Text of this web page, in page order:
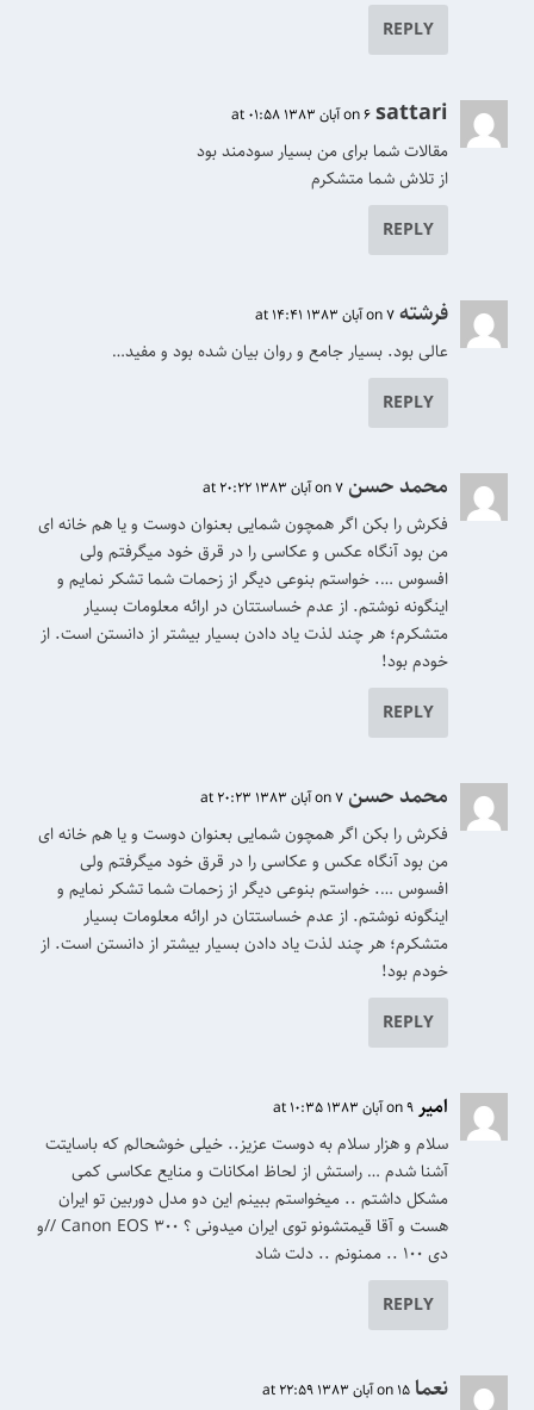
REPLY
sattari on 6 آبان 1383 at 01:58
مقالات شما برای من بسیار سودمند بود
از تلاش شما متشکرم
REPLY
فرشته on 7 آبان 1383 at 14:41
عالی بود. بسیار جامع و روان بیان شده بود و مفید…
REPLY
محمد حسن on 7 آبان 1383 at 20:22
فکرش را بکن اگر همچون شمایی بعنوان دوست و یا هم خانه ای
من بود آنگاه عکس و عکاسی را در قرق خود میگرفتم ولی
افسوس …. خواستم بنوعی دیگر از زحمات شما تشکر نمایم و
اینگونه نوشتم. از عدم خساستتان در ارائه معلومات بسیار
متشکرم؛ هر چند لذت یاد دادن بسیار بیشتر از دانستن است. از
خودم بود!
REPLY
محمد حسن on 7 آبان 1383 at 20:23
فکرش را بکن اگر همچون شمایی بعنوان دوست و یا هم خانه ای
من بود آنگاه عکس و عکاسی را در قرق خود میگرفتم ولی
افسوس …. خواستم بنوعی دیگر از زحمات شما تشکر نمایم و
اینگونه نوشتم. از عدم خساستتان در ارائه معلومات بسیار
متشکرم؛ هر چند لذت یاد دادن بسیار بیشتر از دانستن است. از
خودم بود!
REPLY
امیر on 9 آبان 1383 at 10:35
سلام و هزار سلام به دوست عزیز.. خیلی خوشحالم که باسایتت
آشنا شدم … راستش از لحاظ امکانات و منایع عکاسی کمی
مشکل داشتم .. میخواستم ببینم این دو مدل دوربین تو ایران
هست و آقا قیمتشونو توی ایران میدونی ؟ Canon EOS 300 //و
دی ۱۰۰ .. ممنونم .. دلت شاد
REPLY
نعما on 15 آبان 1383 at 22:59